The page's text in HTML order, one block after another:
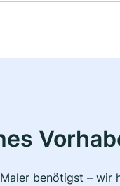
benötigst –